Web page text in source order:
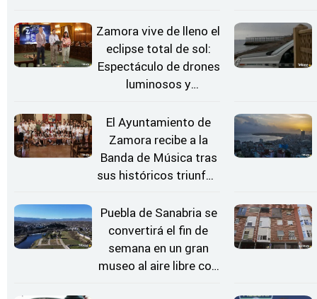
Zamora vive de lleno el
eclipse total de sol:
Espectáculo de drones
luminosos y
Estrellas
El Ayuntamiento de
Zamora recibe a la
Banda de Música tras
sus históricos triunfos
Puebla de Sanabria se
convertirá el fin de
semana en un gran
museo al aire libre con